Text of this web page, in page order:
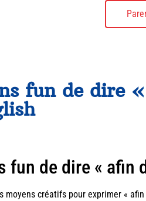
fun de dire
fun de dire « afin
moyens créatifs pour exprimer «